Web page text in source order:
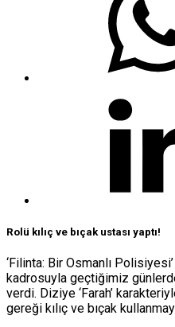
Rolü kılıç ve bıçak ustası yaptı!
‘Filinta: Bir Osmanlı
kadrosuyla geçtiğimiz
verdi. Diziye ‘Farah’
gereği kılıç ve bıçak